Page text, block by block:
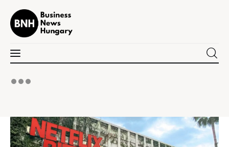
Business News Hungary
Tudomány